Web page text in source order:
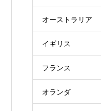
オーストラリア
イギリス
フランス
オランダ